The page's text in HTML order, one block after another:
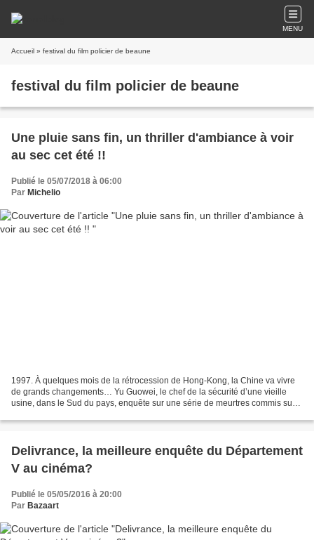
MENU
Accueil » festival du film policier de beaune
festival du film policier de beaune
Une pluie sans fin, un thriller d'ambiance à voir
au sec cet été !!
Publié le 05/07/2018 à 06:00
Par Michelio
1997. À quelques mois de la rétrocession de Hong-Kong, la Chine va vivre
de grands changements… Yu Guowei, le chef de la sécurité d’une vieille
usine, dans le Sud du pays, enquête sur une série de meurtres commis sur
Delivrance, la meilleure enquête du Département
V au cinéma?
Publié le 05/05/2016 à 20:00
Par Bazaart